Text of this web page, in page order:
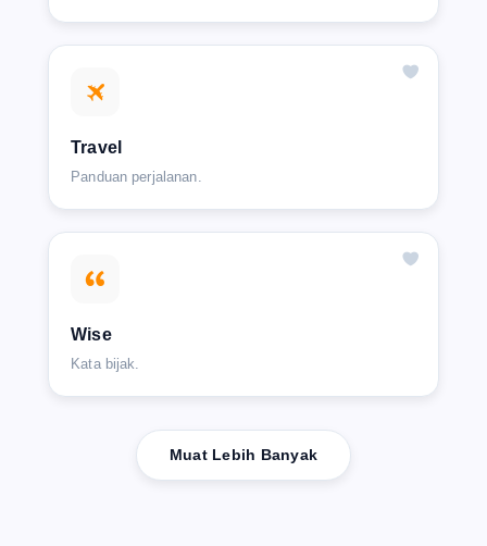
Travel
Panduan perjalanan.
Wise
Kata bijak.
Muat Lebih Banyak